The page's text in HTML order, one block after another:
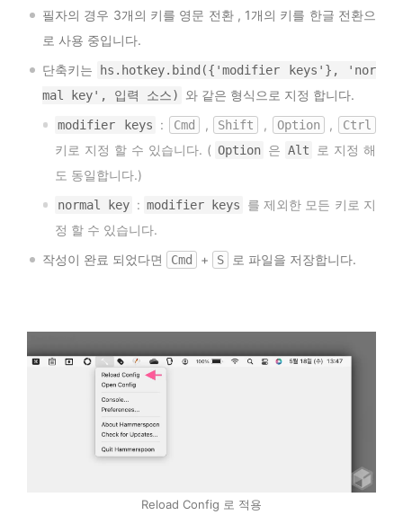
필자의 경우 3개의 키를 영문 전환 , 1개의 키를 한글 전환으
로 사용 중입니다.
단축키는
hs.hotkey.bind({'modifier keys'}, 'nor
mal key', 입력 소스)
와 같은 형식으로 지정 합니다.
modifier keys : Cmd , Shift , Option , Ctrl
키로 지정 할 수 있습니다. ( Option 은 Alt
로 지정 해
도 동일합니다.)
normal key : modifier keys
를 제외한 모든 키로 지
정 할 수 있습니다.
작성이 완료 되었다면
Cmd + S 로 파일을 저장합니다.
Reload Config 로 적용